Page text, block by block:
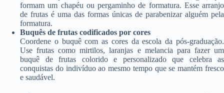
formam um chapéu ou pergaminho de formatura. Esse arranjo
de frutas é uma das formas únicas de parabenizar alguém pela
formatura.
Buquês de frutas codificados por cores
Coordene o buquê com as cores da escola da pós-graduação.
Use frutas como mirtilos, laranjas e melancia para fazer um
buquê de frutas colorido e personalizado que celebra as
conquistas do indivíduo ao mesmo tempo que se mantém fresco
e saudável.